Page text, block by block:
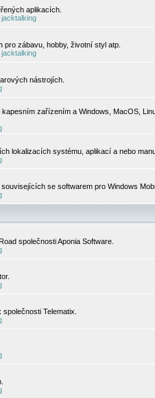
aplikacích.
jacktalking
zábavu, hobby, životní styl atp.
jacktalking
nástrojích.
zařízením a Windows, MacOS,
lokalizacích systému, aplikací a nebo
se softwarem pro Windows
společnosti Aponia Software.
Telematix.